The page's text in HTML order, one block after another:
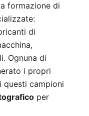
formazione di
di
Ognuna di
i propri
questi campioni
per